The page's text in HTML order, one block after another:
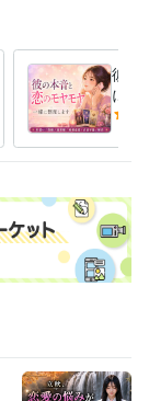
彼の
に望
片思